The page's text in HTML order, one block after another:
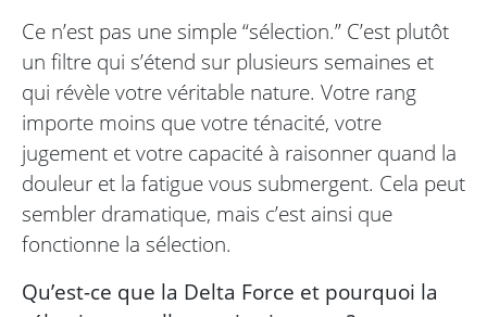
Ce n’est pas une simple “sélection.” C’est plutôt
un filtre qui s’étend sur plusieurs semaines et
qui révèle votre véritable nature. Votre rang
importe moins que votre ténacité, votre
jugement et votre capacité à raisonner quand la
douleur et la fatigue vous submergent. Cela peut
sembler dramatique, mais c’est ainsi que
fonctionne la sélection.
Qu’est-ce que la Delta Force et pourquoi la